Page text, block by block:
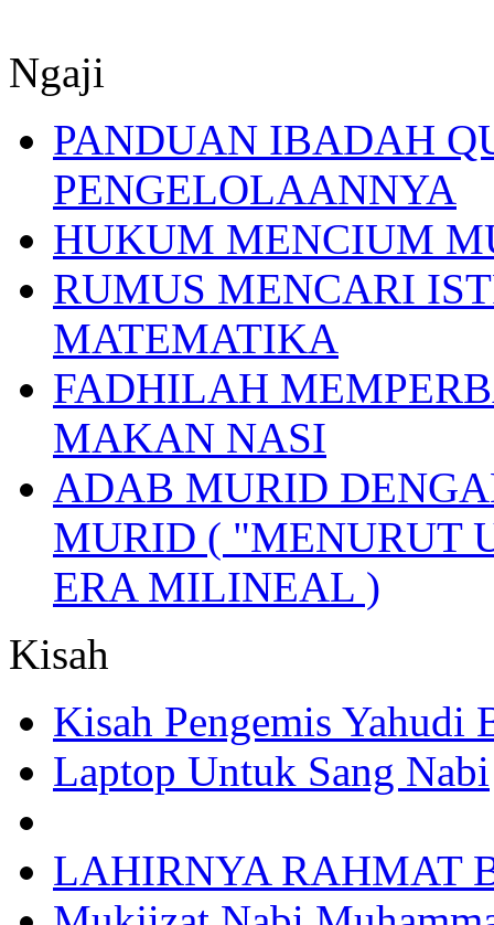
Ngaji
PANDUAN IBADAH
PENGELOLAANNYA
HUKUM MENCIUM
RUMUS MENCARI
MATEMATIKA
FADHILAH
MAKAN NASI
ADAB MURID
MURID ( "MENURUT
ERA MILINEAL )
Kisah
Kisah Pengemis Yahudi
Laptop Untuk Sang Nabi
LAHIRNYA RAHMAT